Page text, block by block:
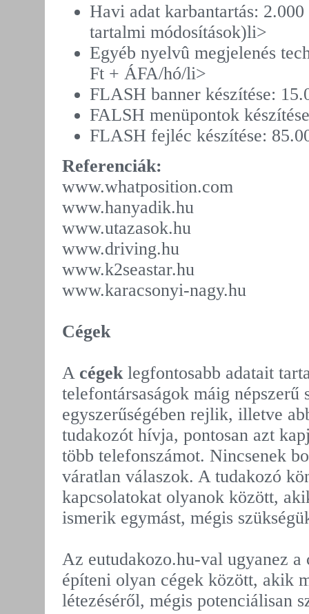
Havi adat karbantartás:
tartalmi módosítások)li>
Egyéb nyelvû megjelenés
Ft + ÁFA/hó/li>
FLASH banner készítése:
FALSH menüpontok
FLASH fejléc készítése:
Referenciák:
www.whatposition.com
www.hanyadik.hu
www.utazasok.hu
www.driving.hu
www.k2seastar.hu
www.karacsonyi-nagy.hu
Cégek
A cégek legfontosabb adatait
telefontársaságok máig népszerű
egyszerűségében rejlik, illetve
tudakozót hívja, pontosan azt
több telefonszámot. Nincsenek
váratlan válaszok. A tudakozó
kapcsolatokat olyanok között,
ismerik egymást, mégis
Az eutudakozo.hu-val ugyanez
építeni olyan cégek között, akik
létezéséről, mégis potenciálisan